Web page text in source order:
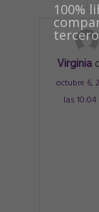
Virginia
octubre 6,
las
100%